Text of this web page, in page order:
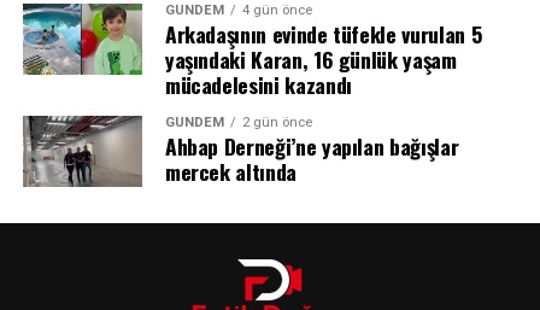
GERÇEK BOYUT ÇOK DAHA BÜYÜK
OLABİLİR
boyutunun resmî verilerin iki ila dört katı olabileceği
uyarısında bulundu. Her beş yeni Ebola vakasından
dördünün mevcut hastalarla bilinen bir bağlantısının
Uzmanlar, bu adımın Türkiye’de tütün bağımlılığıyla
mücadelede önemli bir dönüm noktası olduğunu
belirtiyor. Sigarayı bırakmak isteyen ancak maddi
imkansızlıklar nedeniyle tedavi olamayan binlerce
vatandaşın bu destekten yararlanması bekleniyor.
Hizmetleri Yaygınlaşıyor
Aynı gün Resmi Gazete’de yayımlanan Esenlik
GÜNDEM 4 gün önce
Arkadaşının evinde tüfekle vurulan 5
yaşındaki Karan, 16 günlük yaşam
mücadelesini kazandı
GÜNDEM 2 gün önce
Ahbap Derneği’ne yapılan bağışlar
mercek altında